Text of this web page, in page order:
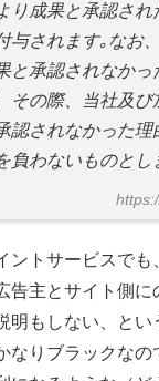
り成果と承認され
与されます｡なお
と承認されなかっ
その際、当社及
認されなかった理
負わないものとし
ントサービスでも
告主とサイト側に
明もしない、とい
なりブラックなの